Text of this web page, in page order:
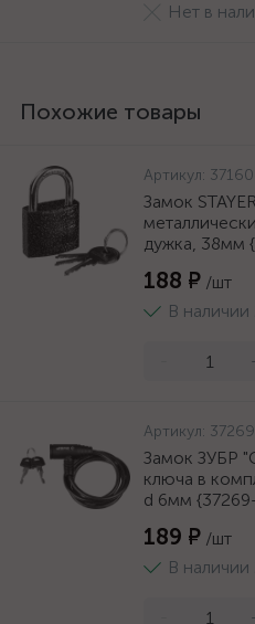
Нет в
Похожие товары
Артикул:
Замок
дужка, 38мм
188 ₽ /шт
В наличии
Артикул:
Замок ЗУБР
ключа в
d 6мм
189 ₽ /шт
В наличии